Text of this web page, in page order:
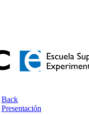
Back
Presentación